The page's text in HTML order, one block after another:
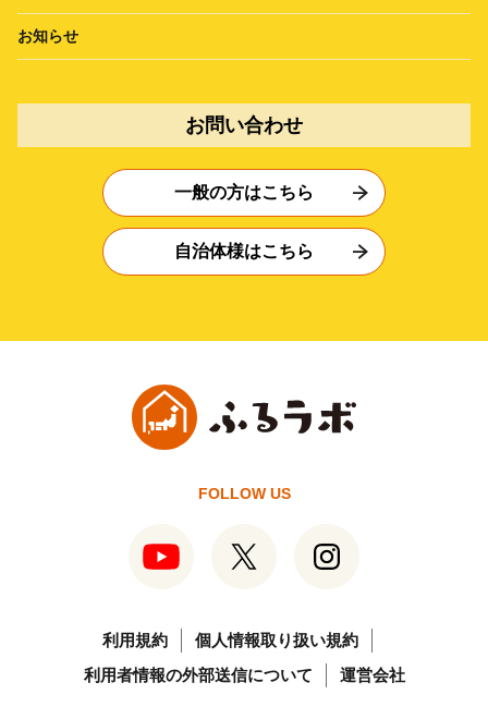
お知らせ
お問い合わせ
一般の方はこちら
自治体様はこちら
FOLLOW US
利用規約
個人情報取り扱い規約
利用者情報の外部送信について
運営会社